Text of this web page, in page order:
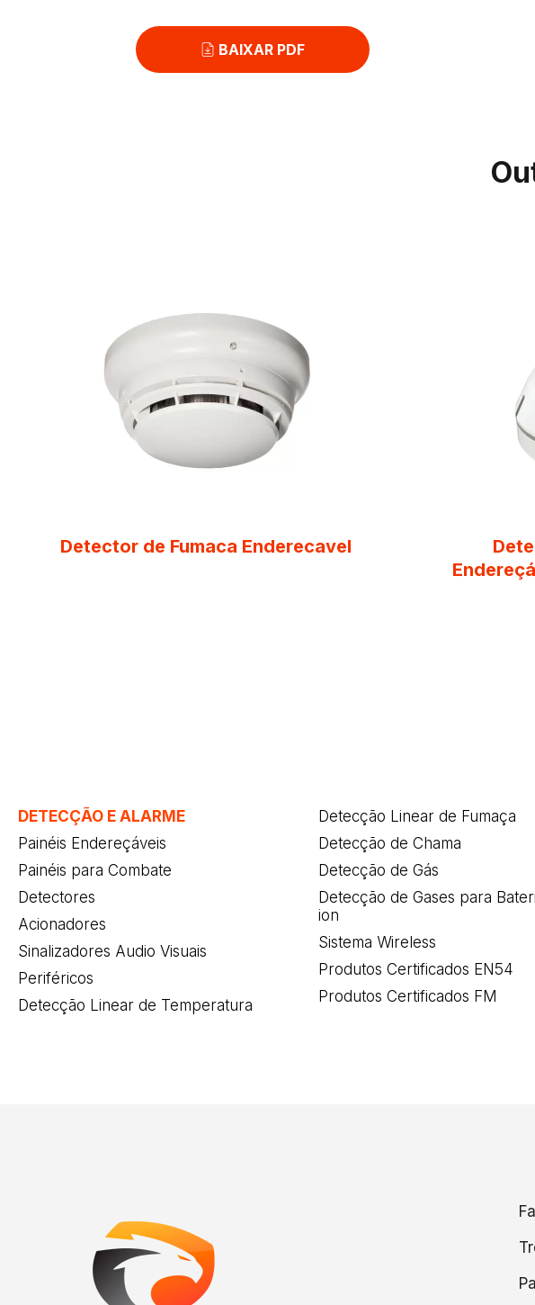
BAIXAR PDF
Detector de Fumaca Enderecavel
DETECÇÃO E ALARME
Painéis Endereçáveis
Painéis para Combate
Detectores
Acionadores
Sinalizadores Audio Visuais
Periféricos
Detecção Linear de Temperatura
Detecção Linear de Fumaça
Detecção de Chama
Detecção de Gás
Detecção de Gases para
ion
Sistema Wireless
Produtos Certificados EN54
Produtos Certificados FM